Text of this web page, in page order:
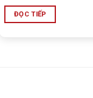
ĐỌC TIẾP